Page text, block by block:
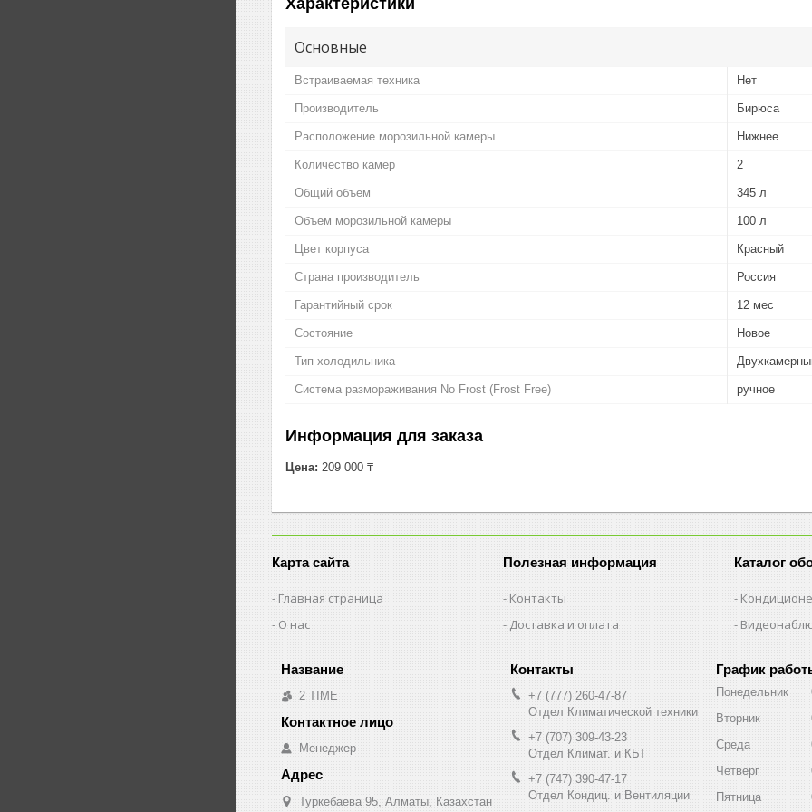
Основные
Встраиваемая техника Нет
Производитель Бирюса
Расположение морозильной камеры Нижнее
Количество камер 2
Общий объем 345 л
Объем морозильной камеры 100 л
Цвет корпуса Красный
Страна производитель Россия
Гарантийный срок 12 мес
Состояние Новое
Тип холодильника
Система размораживания No Frost (Frost Free) ручное
Информация для заказа
Цена: 209 000 ₸
Карта сайта
Главная страница
О нас
Полезная информация
Контакты
Доставка и оплата
Каталог
2 TIME
Менеджер
Туркебаева 95, Алматы, Казахстан
+7 (777) 260-47-87
Отдел Климатической техники
+7 (707) 309-43-23
Отдел Климат. и КБТ
+7 (747) 390-47-17
Отдел Кондиц. и Вентиляции
График
Понедельник
Вторник
Среда
Четверг
Пятница